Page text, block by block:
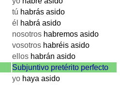
tú habrás asido
él habrá asido
nosotros habremos asido
vosotros habréis asido
ellos habrán asido
Subjuntivo pretérito perfecto
yo haya asido